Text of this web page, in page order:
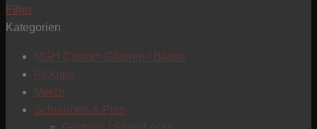
Filter
Kategorien
MGH Custom Gitarren / Bässe
Pickups
Merch
Schrauben & Pins